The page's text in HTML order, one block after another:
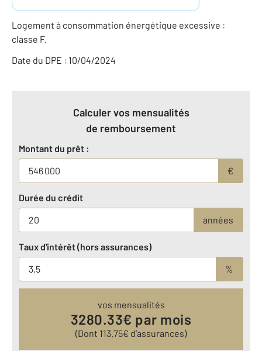
Logement à consommation énergétique excessive :
classe F.
Date du DPE : 10/04/2024
Calculer vos mensualités
de remboursement
Montant du prêt :
€
Durée du crédit
années
Taux d'intérêt (hors assurances)
%
vos mensualités
3280.33€ par mois
(Dont 113.75€ d’assurances)